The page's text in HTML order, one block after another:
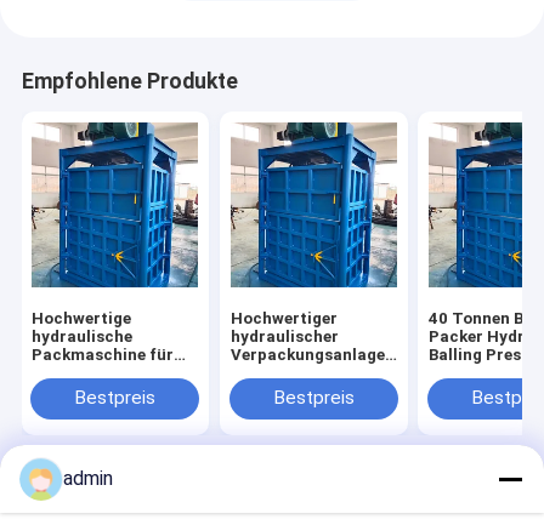
Empfohlene Produkte
Hochwertige
hydraulische
Packmaschine für
Bestpreis
Hochwertiger
hydraulischer
Verpackungsanlagen
Bestpreis
40 Tonnen
Packer
Balling Press
Plastikbeutel
Startseite
Sitemap
Privacy Policy
admin